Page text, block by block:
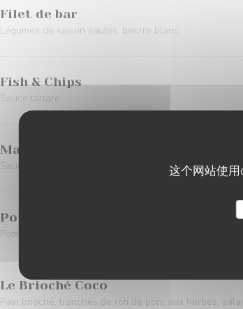
这个网站使用
Filet de bar
Légumes de saison sautés, beurre blanc
Fish & Chips
Sauce tartare
Maigre rôti
Sauce blanche citronnée aux herbes, salade fraîche
Poulpe grillé à la parilla
Pommes de terre grenaille en croûte de sel, sauce
Le Brioché Coco
Pain brioché, tranches de rôti de porc aux herbes,